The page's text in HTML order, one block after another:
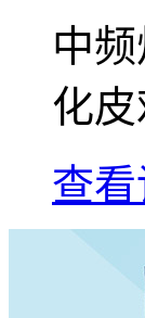
中
化皮
查